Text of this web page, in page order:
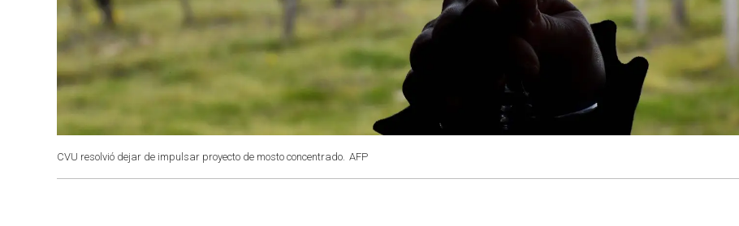
CVU resolvió dejar de impulsar proyecto de mosto concentrado. AFP